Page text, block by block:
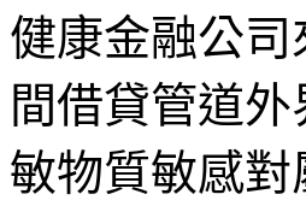
健康金融公
間借貸管道
敏物質敏感